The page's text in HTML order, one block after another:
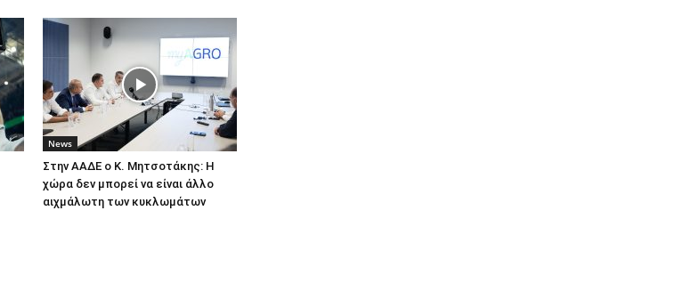
News
Στην ΑΑΔΕ ο Κ. Μητσοτάκης: Η
χώρα δεν μπορεί να είναι άλλο
αιχμάλωτη των κυκλωμάτων